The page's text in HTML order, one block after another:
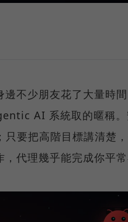
邊不少朋友花了大量時
AI 系統取的暱稱
要把高階目標講清楚
代理幾乎能完成你平